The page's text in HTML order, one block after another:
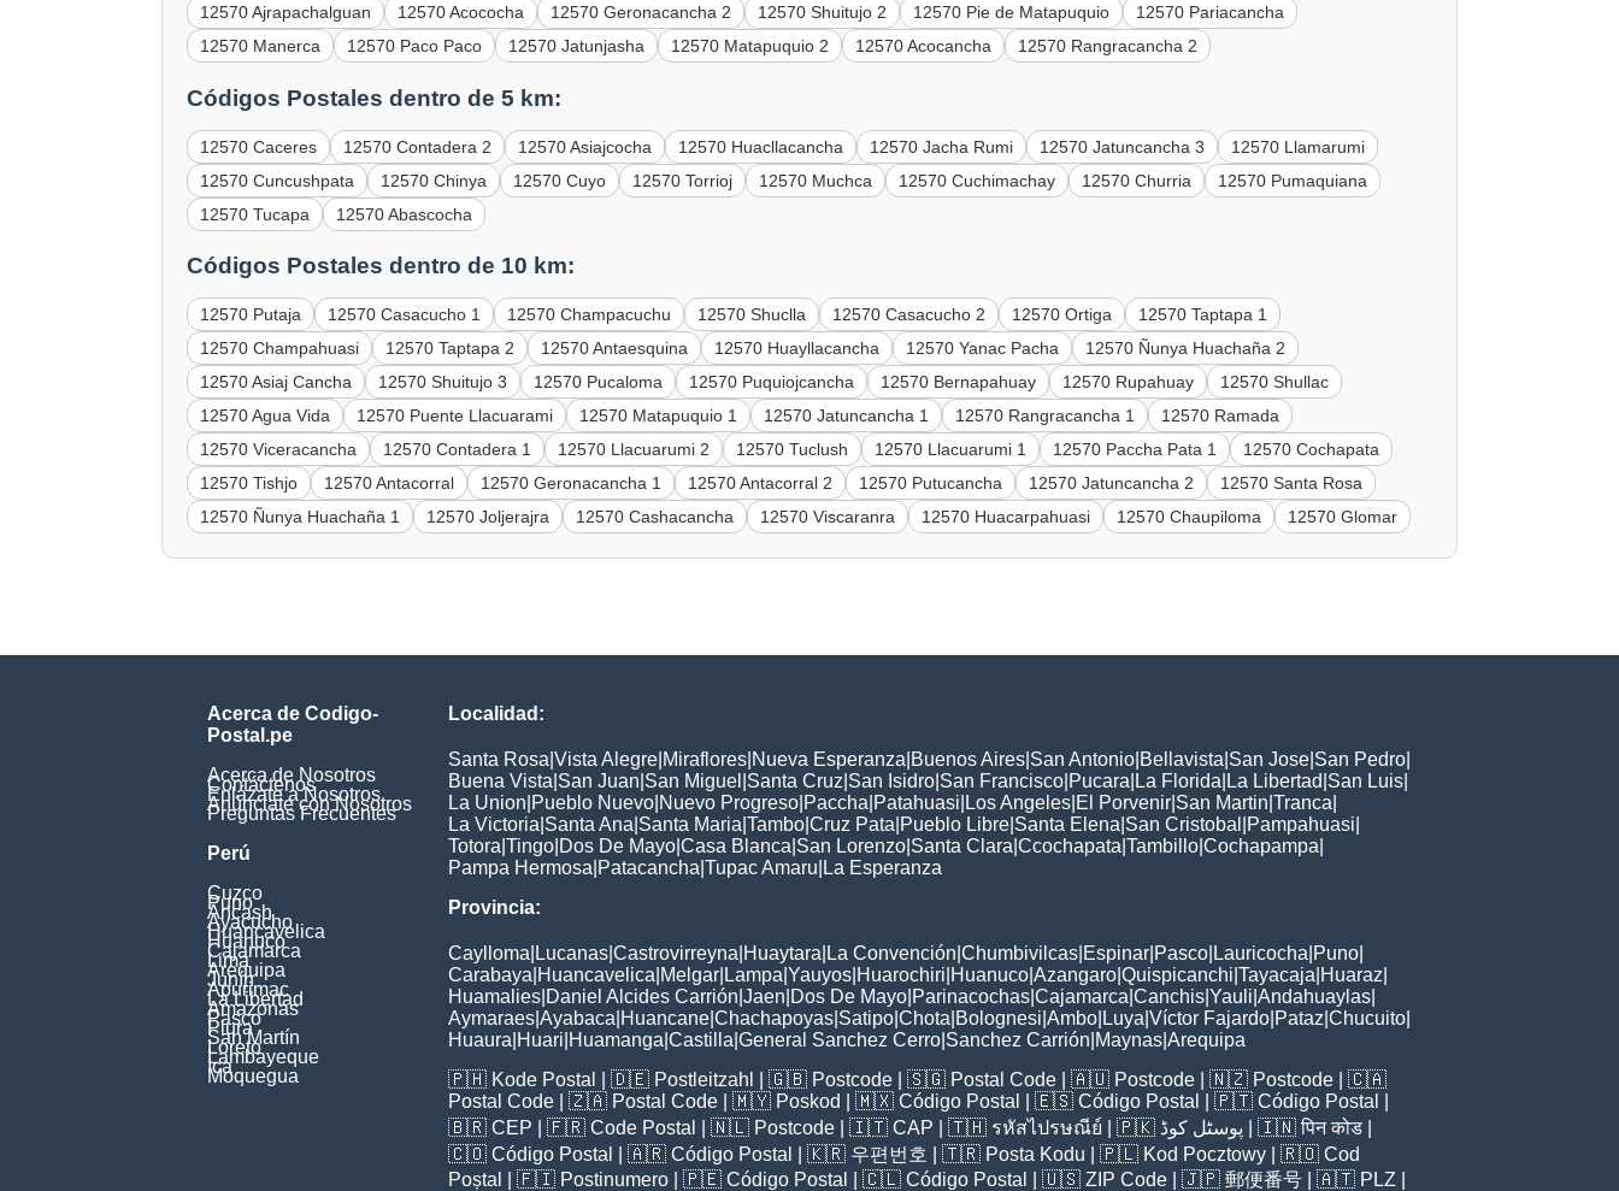
12570 Ajrapachalguan
12570 Acococha 12570 Geronacancha 2 12570 Shuitujo 2 12570 Pie de Matapuquio
12570 Pariacancha
12570 Manerca
12570 Paco Paco 12570 Jatunjasha 12570 Matapuquio 2 12570 Acocancha 12570 Rangracancha 2
Códigos Postales dentro de 5 km:
12570 Caceres 12570 Contadera 2 12570 Asiajcocha 12570 Huacllacancha 12570 Jacha Rumi 12570 Jatuncancha 3
12570 Llamarumi
12570 Cuncushpata
12570 Chinya 12570 Cuyo 12570 Torrioj 12570 Muchca 12570 Cuchimachay 12570 Churria
12570 Pumaquiana
12570 Tucapa
12570 Abascocha
Códigos Postales dentro de 10 km:
12570 Putaja 12570 Casacucho 1 12570 Champacuchu 12570 Shuclla 12570 Casacucho 2 12570 Ortiga
12570 Taptapa 1
12570 Champahuasi
12570 Taptapa 2 12570 Antaesquina 12570 Huayllacancha 12570 Yanac Pacha
12570 Ñunya Huachaña 2
12570 Asiaj Cancha
12570 Shuitujo 3 12570 Pucaloma 12570 Puquiojcancha 12570 Bernapahuay 12570 Rupahuay
12570 Shullac
12570 Agua Vida
12570 Puente Llacuarami 12570 Matapuquio 1 12570 Jatuncancha 1 12570 Rangracancha 1
12570 Ramada
12570 Viceracancha
12570 Contadera 1 12570 Llacuarumi 2 12570 Tuclush 12570 Llacuarumi 1 12570 Paccha Pata 1
12570 Cochapata
12570 Tishjo
12570 Antacorral 12570 Geronacancha 1 12570 Antacorral 2 12570 Putucancha 12570 Jatuncancha 2
12570 Santa Rosa
12570 Ñunya Huachaña 1
12570 Joljerajra 12570 Cashacancha 12570 Viscaranra 12570 Huacarpahuasi 12570 Chaupiloma 12570 Glomar
Acerca de Codigo-
Postal.pe
Acerca de Nosotros
Contáctenos
Enlázate a Nosotros
Anúnciate con Nosotros
Preguntas Frecuentes
Perú
Cuzco
Puno
Ancash
Ayacucho
Huancavelica
Huanuco
Cajamarca
Lima
Arequipa
Junín
Apurimac
La Libertad
Amazonas
Pasco
Piura
San Martín
Loreto
Lambayeque
Ica
Moquegua
Localidad:
Santa Rosa Vista Alegre Miraflores Nueva Esperanza Buenos Aires San Antonio Bellavista San Jose San Pedro
Buena Vista San Juan San Miguel Santa Cruz San Isidro San Francisco Pucara La Florida La Libertad San Luis
La Union Pueblo Nuevo Nuevo Progreso Paccha Patahuasi Los Angeles El Porvenir San Martin Tranca
La Victoria Santa Ana Santa Maria Tambo Cruz Pata Pueblo Libre Santa Elena San Cristobal Pampahuasi
Totora Tingo Dos De Mayo Casa Blanca San Lorenzo Santa Clara Ccochapata Tambillo Cochapampa
Pampa Hermosa Patacancha Tupac Amaru La Esperanza
Provincia:
Caylloma Lucanas Castrovirreyna Huaytara La Convención Chumbivilcas Espinar Pasco Lauricocha Puno
Carabaya Huancavelica Melgar Lampa Yauyos Huarochiri Huanuco Azangaro Quispicanchi Tayacaja Huaraz
Huamalies Daniel Alcides Carrión Jaen Dos De Mayo Parinacochas Cajamarca Canchis Yauli Andahuaylas
Aymaraes Ayabaca Huancane Chachapoyas Satipo Chota Bolognesi Ambo Luya Víctor Fajardo Pataz Chucuito
Huaura Huari Huamanga Castilla General Sanchez Cerro Sanchez Carrión Maynas Arequipa
🇵🇭 Kode Postal | 🇩🇪 Postleitzahl | 🇬🇧 Postcode | 🇸🇬 Postal Code | 🇦🇺 Postcode | 🇳🇿 Postcode | 🇨🇦
Postal Code | 🇿🇦 Postal Code | 🇲🇾 Poskod | 🇲🇽 Código Postal | 🇪🇸 Código Postal | 🇵🇹 Código Postal
🇧🇷 CEP | 🇫🇷 Code Postal | 🇳🇱 Postcode | 🇮🇹 CAP | 🇹🇭 รหัสไปรษณีย์ | 🇵🇰 پوسٹل کوڈ | 🇮🇳पिन कोड
🇨🇴 Código Postal | 🇦🇷 Código Postal | 🇰🇷 우편번호 | 🇹🇷 Posta Kodu | 🇵🇱 Kod Pocztowy | 🇷🇴 Cod
Poștal
| 🇫🇮 Postinumero | 🇵🇪 Código Postal | 🇨🇱 Código Postal | 🇺🇸 ZIP Code | 🇯🇵 郵便番号 | 🇦🇹 PLZ